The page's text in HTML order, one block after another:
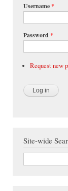
Username*
Password *
Request new
Site-wide